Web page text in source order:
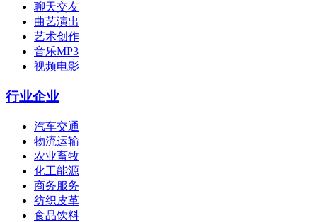
聊天交友
曲艺演出
艺术创作
音乐MP3
视频电影
行业企业
汽车交通
物流运输
农业畜牧
化工能源
商务服务
纺织皮革
食品饮料